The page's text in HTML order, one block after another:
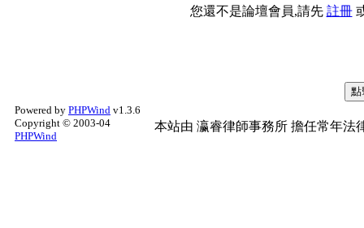
您還不是論壇會員,請先 註冊
Powered by PHPWind v1.3.6
Copyright © 2003-04
PHPWind
本站由 瀛睿律師事務所 擔任常年法